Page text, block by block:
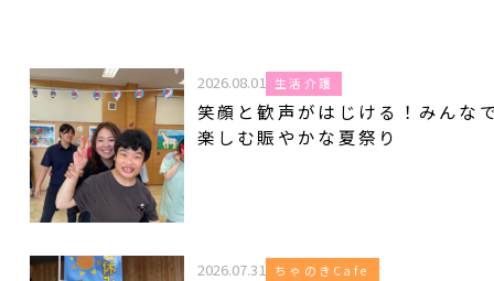
2026.08.01 生活介護
笑顔と歓声がはじける！みんな
楽しむ賑やかな夏祭り
2026.07.31 ちゃのきCafe